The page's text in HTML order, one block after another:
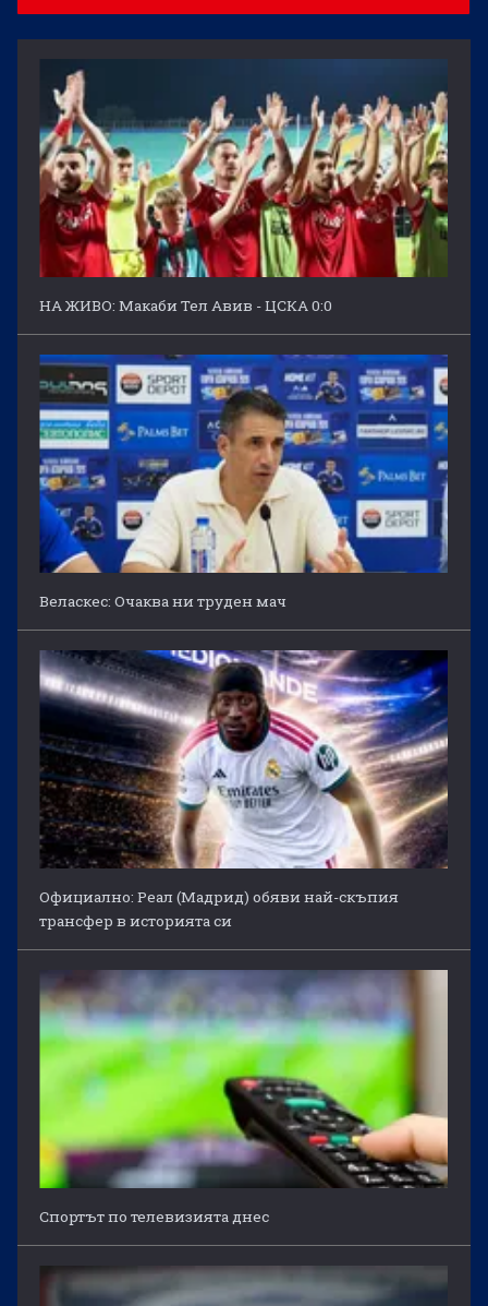
НА ЖИВО: Макаби Тел Авив - ЦСКА 0:0
Веласкес: Очаква ни труден мач
Официално: Реал (Мадрид) обяви най-скъпия
трансфер в историята си
Спортът по телевизията днес